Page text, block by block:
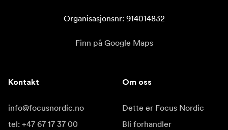
Organisasjonsnr: 914014832
Finn på Google Maps
Kontakt
info@focusnordic.no
tel: +47 67 17 37 00
Om oss
Dette er Focus Nordic
Bli forhandler